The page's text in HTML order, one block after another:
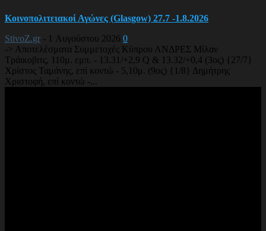
Κοινοπολιτειακοί Αγώνες (Glasgow) 27.7 -1.8.2026
StivoZ.gr - 1 Αυγούστου 2026 0
-> Αποτελέσματα Συμμετοχές Κύπρου ΑΝΔΡΕΣ Μίλαν
Τράικοβιτς, 110μ. εμπ. - 13.31/+2,9 Q & 13.32/+0,4 (3ος) {27/7}
Χρίστος Ταμάνης, επί κοντώ - 5,10μ. (9ος) {1/8} Δημήτρης
Χριστοφή, επί κοντώ -...